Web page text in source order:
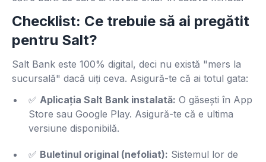
Checklist: Ce trebuie să ai pregătit
pentru Salt?
Salt Bank este 100% digital, deci nu există "mers la
sucursală" dacă uiți ceva. Asigură-te că ai totul gata:
✅ Aplicația Salt Bank instalată: O găsești în App
Store sau Google Play. Asigură-te că e ultima
versiune disponibilă.
✅ Buletinul original (nefoliat): Sistemul lor de